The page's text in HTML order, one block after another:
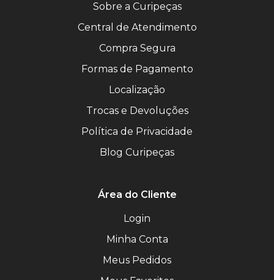
Sobre a Curipeças
Central de Atendimento
Compra Segura
Formas de Pagamento
Localização
Trocas e Devoluções
Política de Privacidade
Blog Curipeças
Área do Cliente
Login
Minha Conta
Meus Pedidos